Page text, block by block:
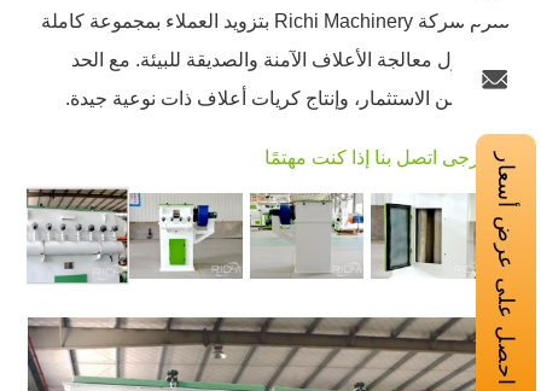
تلتزم شركة Richi Machinery بتزويد العملاء بمجموعة كاملة
من حلول معالجة الأعلاف الآمنة والصديقة للبيئة. مع الحد
الأدنى من الاستثمار، وإنتاج كريات أعلاف ذات نوعية جيدة.
← يُرجى اتصل بنا إذا كنت مهتمًااحصل على عرض أسعار